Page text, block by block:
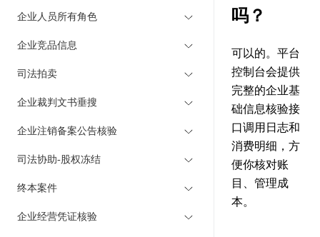
企业人员所有角色
企业竞品信息
司法拍卖
企业裁判文书垂搜
企业注销备案公告核验
司法协助-股权冻结
终本案件
企业经营凭证核验
吗？
可以的。平台
控制台会提供
完整的企业基
础信息核验接
口调用日志和
消费明细，方
便你核对账
目、管理成
本。